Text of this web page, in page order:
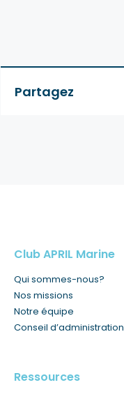
Partagez
Club APRIL Marine
Qui sommes-nous?
Nos missions
Notre équipe
Conseil d’administration
Ressources